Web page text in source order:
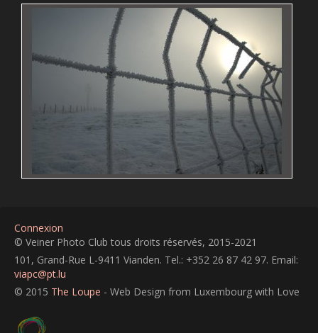
Connexion
© Veiner Photo Club tous droits réservés, 2015-2021
101, Grand-Rue L-9411 Vianden. Tel.: +352 26 87 42 97. Email:
viapc@pt.lu
© 2015 The Loupe - Web Design from Luxembourg with Love